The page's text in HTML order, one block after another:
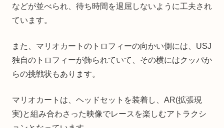
などが並べられ、待ち時間を退屈しないように工夫され
ています。
また、マリオカートのトロフィーの向かい側には、USJ
独自のトロフィーが飾られていて、その横にはクッパか
らの挑戦状もあります。
マリオカートは、ヘッドセットを装着し、AR(拡張現
実)と組み合わさった映像でレースを楽しむアトラクシ